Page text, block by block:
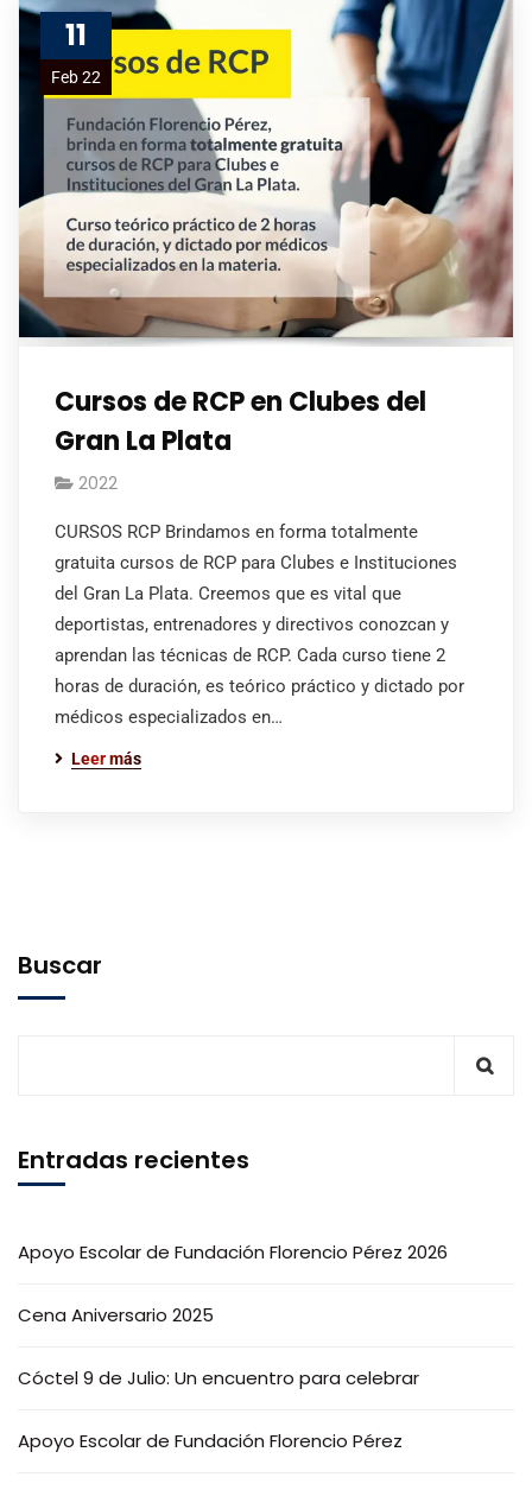
11
Feb 22
Cursos de RCP en Clubes del
Gran La Plata
2022
CURSOS RCP Brindamos en forma totalmente
gratuita cursos de RCP para Clubes e Instituciones
del Gran La Plata. Creemos que es vital que
deportistas, entrenadores y directivos conozcan y
aprendan las técnicas de RCP. Cada curso tiene 2
horas de duración, es teórico práctico y dictado por
médicos especializados en…
Leer más
Buscar
Entradas recientes
Apoyo Escolar de Fundación Florencio Pérez 2026
Cena Aniversario 2025
Cóctel 9 de Julio: Un encuentro para celebrar
Apoyo Escolar de Fundación Florencio Pérez